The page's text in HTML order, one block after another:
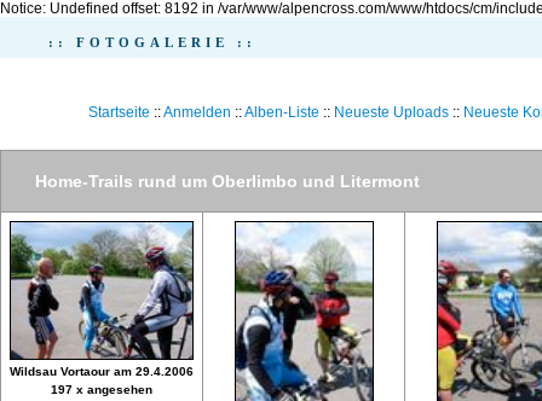
Notice: Undefined offset: 8192 in /var/www/alpencross.com/www/htdocs/cm/
:: FOTOGALERIE ::
Startseite ::Anmelden ::Alben-Liste :: Neueste Uploads:: Neueste
Home-Trails rund um Oberlimbo und Litermont
Wildsau Vortaour am 29.4.2006
197 x angesehen